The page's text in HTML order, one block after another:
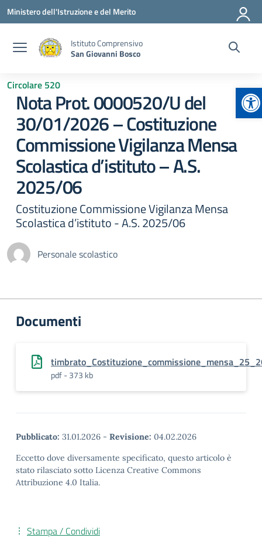
Vai ai contenuti
Vai al menu di navigazione
Vai al footer
Ministero dell'Istruzione e del Merito
Istituto Comprensivo
San Giovanni Bosco
Circolare 520
Nota Prot. 0000520/U del
30/01/2026 – Costituzione
Commissione Vigilanza Mensa
Scolastica d’istituto – A.S.
2025/06
Costituzione Commissione Vigilanza Mensa
Scolastica d’istituto - A.S. 2025/06
Personale scolastico
Documenti
pdf - 373 kb
Pubblicato: 31.01.2026 - Revisione: 04.02.2026
Eccetto dove diversamente specificato, questo articolo è
stato rilasciato sotto Licenza Creative Commons
Attribuzione 4.0 Italia.
Stampa / Condividi